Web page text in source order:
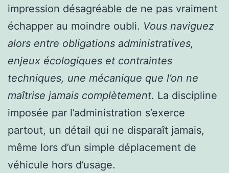
impression désagréable de ne pas vraiment
échapper au moindre oubli. Vous naviguez
alors entre obligations administratives,
enjeux écologiques et contraintes
techniques, une mécanique que l’on ne
maîtrise jamais complètement. La discipline
imposée par l’administration s’exerce
partout, un détail qui ne disparaît jamais,
même lors d’un simple déplacement de
véhicule hors d’usage.